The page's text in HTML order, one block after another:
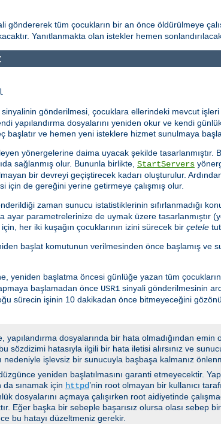
göndererek tüm çocukların bir an önce öldürülmeye
Yanıtlanmakta olan istekler hemen
sinyalinin gönderilmesi, çocuklara ellerindeki mevcut
yapılandırma dosyalarını yeniden okur ve kendi
başlatır ve hemen yeni isteklere hizmet sunulmaya
yönergelerine daima uyacak şekilde
sağlanmış olur. Bununla birlikte, StartServers
bir devreyi geçiştirecek kadarı oluşturulur.
için de gereğini yerine getirmeye çalışmış olur.
zaman sunucu istatistiklerinin sıfırlanmadığı
ayar parametrelerinize de uymak üzere tasarlanmıştır
her iki kuşağın çocuklarının izini sürecek bir çetele
başlat komutunun verilmesinden önce başlamış ve
yeniden başlatma öncesi günlüğe yazan tüm
başlamadan önce USR1 sinyali gönderilmesinin
sürecin işinin 10 dakikadan önce bitmeyeceğini
dosyalarında bir hata olmadığından
sözdizimi hatasıyla ilgili bir hata iletisi alırsınız ve
işlevsiz bir sunucuyla başbaşa kalmanız
yeniden başlatılmasını garanti etmeyecektir.
da sınamak için httpd’nin root olmayan bir kullanıcı
dosyalarını açmaya çalışırken root aidiyetinde
Eğer başka bir sebeple başarısız olursa olası sebep
bu hatayı düzeltmeniz gerekir.